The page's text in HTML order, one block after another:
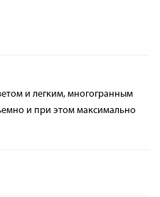
и легким, многогранным
и при этом максимально